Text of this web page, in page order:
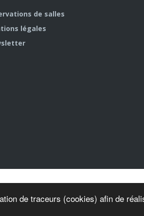
de traceurs (cookies) afin de
de salles
légales